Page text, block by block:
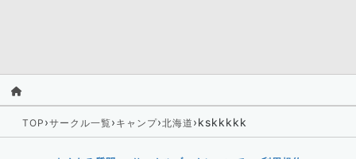
TOP ›サークル一覧› キャンプ›北海道 ›kskkkkk